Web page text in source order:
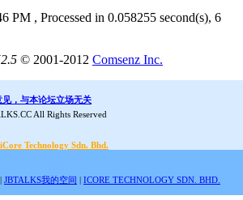
PM , Processed in 0.058255 second(s), 6
© 2001-2012 Comsenz Inc.
，与本论坛立场无关
All Rights Reserved
iCore Technology Sdn. Bhd.
| JBTALKS我的空间 | ICORE TECHNOLOGY SDN. BHD.